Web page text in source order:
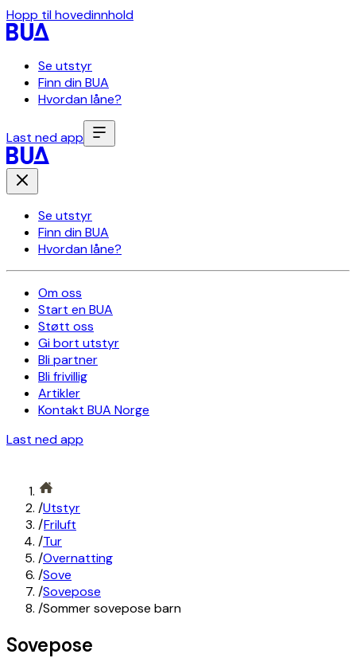
Hopp til hovedinnhold
Se utstyr
Finn din BUA
Hvordan låne?
Last ned app
Se utstyr
Finn din BUA
Hvordan låne?
Om oss
Start en BUA
Støtt oss
Gi bort utstyr
Bli partner
Bli frivillig
Artikler
Kontakt BUA Norge
Last ned app
/Utstyr
/Friluft
/Tur
/Overnatting
/Sove
/Sovepose
/Sommer sovepose barn
Sovepose